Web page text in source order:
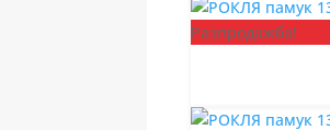
Разпродажба!